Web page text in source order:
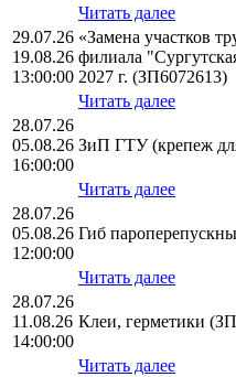
Читать далее
29.07.26
19.08.26
13:00:00
«Замена участков
филиала
2027 г. (ЗП6072613)
Читать далее
28.07.26
05.08.26
16:00:00
ЗиП ГТУ (крепеж
Читать далее
28.07.26
05.08.26
12:00:00
Гиб
Читать далее
28.07.26
11.08.26
14:00:00
Клеи, герметики
Читать далее